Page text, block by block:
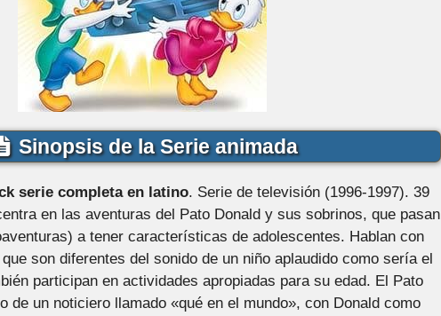
Sinopsis de la Serie animada
serie completa en latino. Serie de televisión (1996-1997). 39
en las aventuras del Pato Donald y sus sobrinos, que pasan
a tener características de adolescentes. Hablan con
son diferentes del sonido de un niño aplaudido como sería el
participan en actividades apropiadas para su edad. El Pato
de un noticiero llamado «qué en el mundo», con Donald como